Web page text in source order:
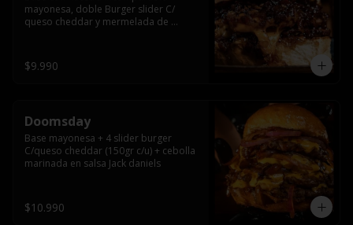
mayonesa, doble Burger slider C/
queso cheddar y mermelada de
$9.990
Doomsday
Base mayonesa + 4 slider burger
C/queso cheddar (150gr c/u) + cebolla
marinada en salsa Jack daniels
$10.990